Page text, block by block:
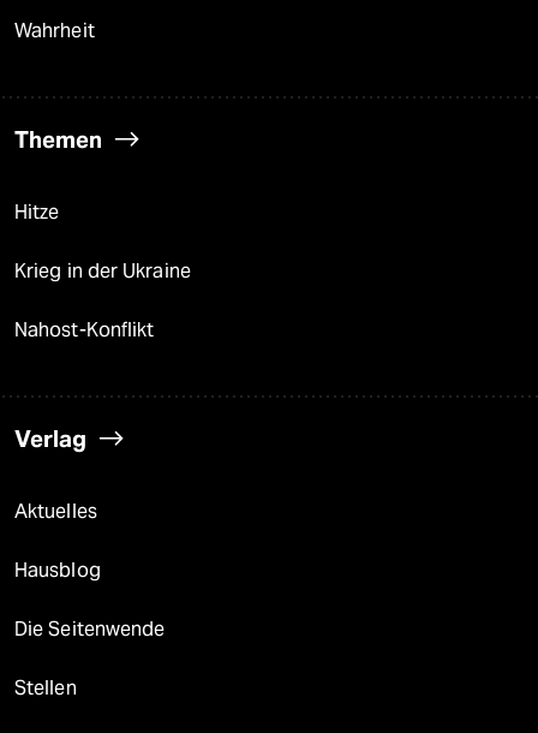
Wahrheit
Themen
Hitze
Krieg in der Ukraine
Nahost-Konflikt
Verlag
Aktuelles
Hausblog
Die Seitenwende
Stellen